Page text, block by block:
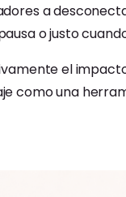
a
o justo
el
como una